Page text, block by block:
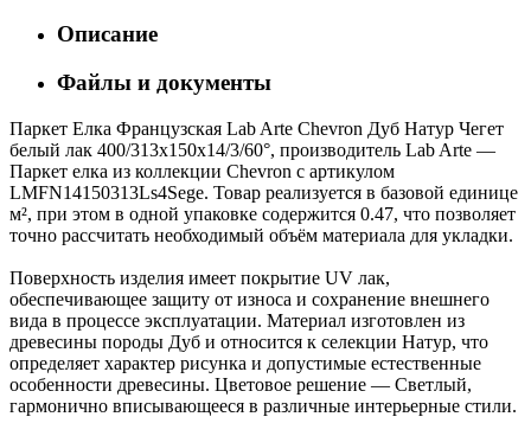
Описание
Файлы и документы
Паркет Елка Французская Lab Arte Chevron Дуб Натур Чегет
белый лак 400/313х150х14/3/60°, производитель Lab Arte —
Паркет елка из коллекции Chevron с артикулом
LMFN14150313Ls4Sege. Товар реализуется в базовой единице
м², при этом в одной упаковке содержится 0.47, что позволяет
точно рассчитать необходимый объём материала для укладки.
Поверхность изделия имеет покрытие UV лак,
обеспечивающее защиту от износа и сохранение внешнего
вида в процессе эксплуатации. Материал изготовлен из
древесины породы Дуб и относится к селекции Натур, что
определяет характер рисунка и допустимые естественные
особенности древесины. Цветовое решение — Светлый,
гармонично вписывающееся в различные интерьерные стили.